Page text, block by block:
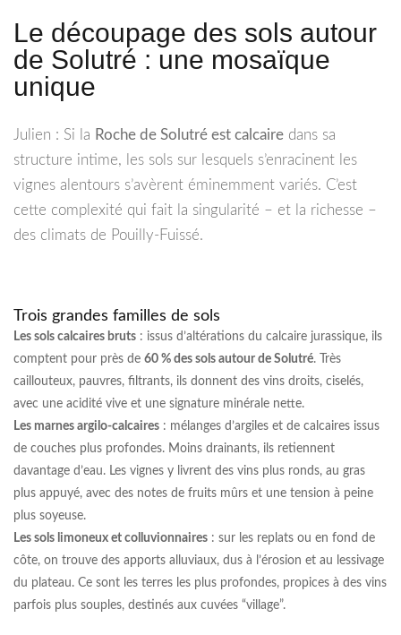
Le découpage des sols autour
de Solutré : une mosaïque
unique
Julien : Si la Roche de Solutré est calcaire dans sa
structure intime, les sols sur lesquels s’enracinent les
vignes alentours s’avèrent éminemment variés. C’est
cette complexité qui fait la singularité – et la richesse –
des climats de Pouilly-Fuissé.
Trois grandes familles de sols
Les sols calcaires bruts : issus d’altérations du calcaire jurassique, ils
comptent pour près de 60 % des sols autour de Solutré. Très
caillouteux, pauvres, filtrants, ils donnent des vins droits, ciselés,
avec une acidité vive et une signature minérale nette.
Les marnes argilo-calcaires : mélanges d’argiles et de calcaires issus
de couches plus profondes. Moins drainants, ils retiennent
davantage d’eau. Les vignes y livrent des vins plus ronds, au gras
plus appuyé, avec des notes de fruits mûrs et une tension à peine
plus soyeuse.
Les sols limoneux et colluvionnaires : sur les replats ou en fond de
côte, on trouve des apports alluviaux, dus à l’érosion et au lessivage
du plateau. Ce sont les terres les plus profondes, propices à des vins
parfois plus souples, destinés aux cuvées “village”.